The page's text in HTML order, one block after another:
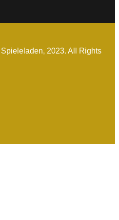
2023. All Rights